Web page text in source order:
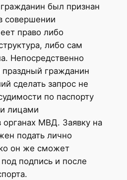
был признан
совершении
право либо
либо сам
Непосредственно
праздный гражданин
сделать запрос не
по паспорту
лицами
органах МВД. Заявку на
подать лично
он же сможет
подпись и после